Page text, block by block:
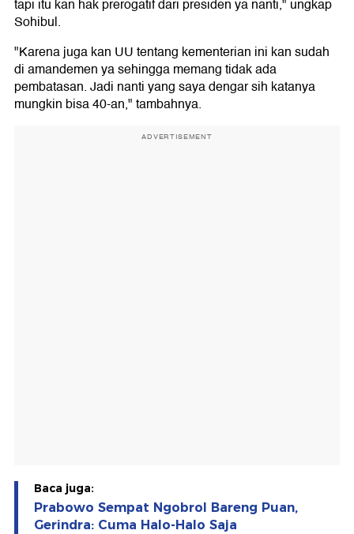
tapi itu kan hak prerogatif dari presiden ya nanti," ungkap
Sohibul.
"Karena juga kan UU tentang kementerian ini kan sudah
di amandemen ya sehingga memang tidak ada
pembatasan. Jadi nanti yang saya dengar sih katanya
mungkin bisa 40-an," tambahnya.
ADVERTISEMENT
Baca juga:
Prabowo Sempat Ngobrol Bareng Puan,
Gerindra: Cuma Halo-Halo Saja